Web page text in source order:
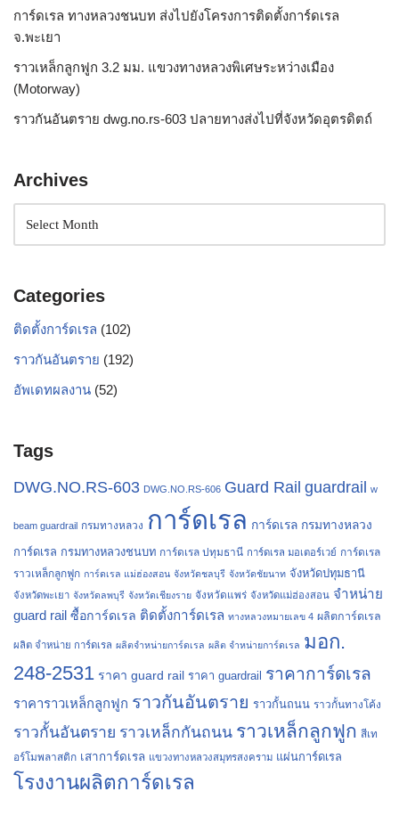
การ์ดเรล ทางหลวงชนบท ส่งไปยังโครงการติดตั้งการ์ดเรล
จ.พะเยา
ราวเหล็กลูกฟูก 3.2 มม. แขวงทางหลวงพิเศษระหว่างเมือง
(Motorway)
ราวกันอันตราย dwg.no.rs-603 ปลายทางส่งไปที่จังหวัดอุตรดิตถ์
Archives
Categories
ติดตั้งการ์ดเรล (102)
ราวกันอันตราย (192)
อัพเดทผลงาน (52)
Tags
DWG.NO.RS-603 DWG.NO.RS-606 Guard Rail guardrail w
beam guardrail กรมทางหลวง การ์ดเรล การ์ดเรล กรมทางหลวง
การ์ดเรล กรมทางหลวงชนบท การ์ดเรล ปทุมธานี การ์ดเรล มอเตอร์เวย์ การ์ดเรล
ราวเหล็กลูกฟูก การ์ดเรล แม่ฮ่องสอน จังหวัดชลบุรี จังหวัดชัยนาท จังหวัดปทุมธานี
จังหวัดพะเยา จังหวัดลพบุรี จังหวัดเชียงราย จังหวัดแพร่ จังหวัดแม่ฮ่องสอน จำหน่าย
guard rail ซื้อการ์ดเรล ติดตั้งการ์ดเรล ทางหลวงหมายเลข 4 ผลิตการ์ดเรล
ผลิต จำหน่าย การ์ดเรล ผลิตจำหน่ายการ์ดเรล ผลิต จำหน่ายการ์ดเรล มอก.
248-2531 ราคา guard rail ราคา guardrail ราคาการ์ดเรล
ราคาราวเหล็กลูกฟูก ราวกันอันตราย ราวกั้นถนน ราวกั้นทางโค้ง
ราวกั้นอันตราย ราวเหล็กกันถนน ราวเหล็กลูกฟูก สีเท
อร์โมพลาสติก เสาการ์ดเรล แขวงทางหลวงสมุทรสงคราม แผ่นการ์ดเรล
โรงงานผลิตการ์ดเรล